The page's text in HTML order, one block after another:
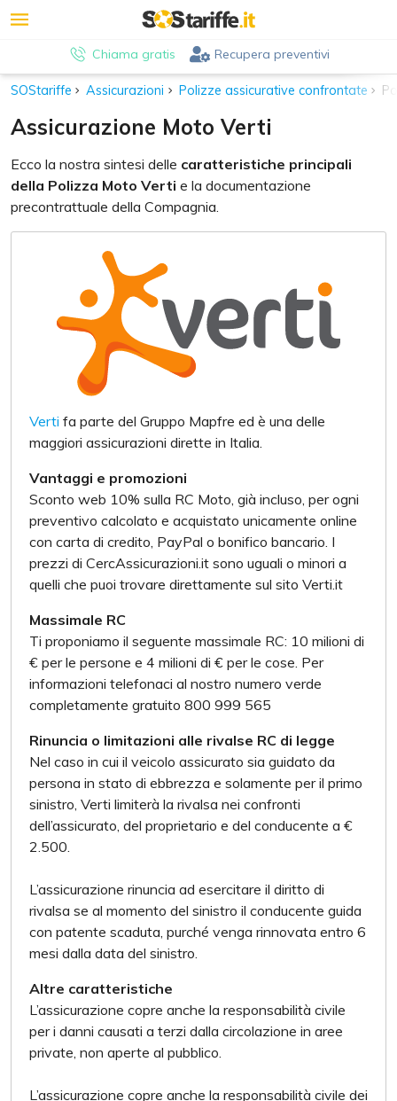
Chiama gratis Recupera preventivi
SOStariffe Assicurazioni Polizze assicurative confrontate
Assicurazione Moto Verti
Ecco la nostra sintesi delle caratteristiche principali
della Polizza Moto Verti e la documentazione
precontrattuale della Compagnia.
Verti fa parte del Gruppo Mapfre ed è una delle
maggiori assicurazioni dirette in Italia.
Vantaggi e promozioni
Sconto web 10% sulla RC Moto, già incluso, per ogni
preventivo calcolato e acquistato unicamente online
con carta di credito, PayPal o bonifico bancario. I
prezzi di CercAssicurazioni.it sono uguali o minori a
quelli che puoi trovare direttamente sul sito Verti.it
Massimale RC
Ti proponiamo il seguente massimale RC: 10 milioni di
€ per le persone e 4 milioni di € per le cose. Per
informazioni telefonaci al nostro numero verde
completamente gratuito 800 999 565
Rinuncia o limitazioni alle rivalse RC di legge
Nel caso in cui il veicolo assicurato sia guidato da
persona in stato di ebbrezza e solamente per il primo
sinistro, Verti limiterà la rivalsa nei confronti
dell’assicurato, del proprietario e del conducente a €
2.500.
L’assicurazione rinuncia ad esercitare il diritto di
rivalsa se al momento del sinistro il conducente guida
con patente scaduta, purché venga rinnovata entro 6
mesi dalla data del sinistro.
Altre caratteristiche
L’assicurazione copre anche la responsabilità civile
per i danni causati a terzi dalla circolazione in aree
private, non aperte al pubblico.
L’assicurazione copre anche la responsabilità civile dei